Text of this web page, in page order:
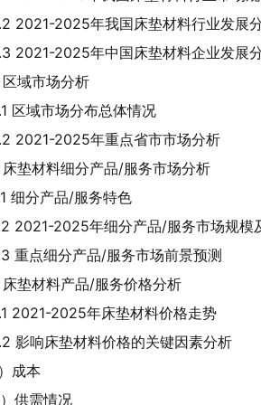
2021-2025年我国床垫材料行业发展
2021-2025年中国床垫材料企业发展
域市场分析
区域市场分布总体情况
2021-2025年重点省市市场分析
垫材料细分产品/服务市场分析
细分产品/服务特色
2021-2025年细分产品/服务市场规模
重点细分产品/服务市场前景预测
垫材料产品/服务价格分析
2021-2025年床垫材料价格走势
影响床垫材料价格的关键因素分析
）成本
）供需情况